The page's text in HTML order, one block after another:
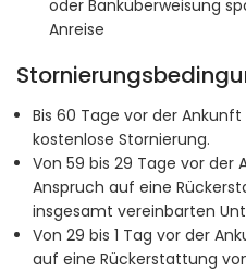
oder Banküberweisung
Anreise
Bis 60 Tage vor der
kostenlose Stornierung.
Von 59 bis 29 Tage vor der
Anspruch auf eine
insgesamt vereinbarten
Von 29 bis 1 Tag vor der
auf eine Rückerstattung